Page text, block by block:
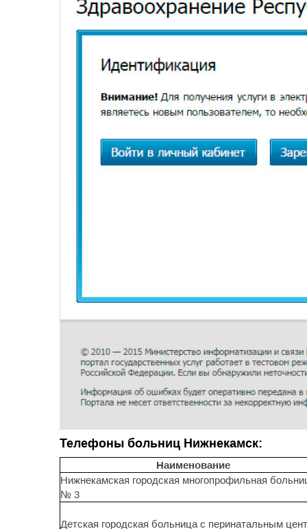
Телефоны больниц Нижнекамск:
Наименование
Нижнекамская городская многопрофильная
№ 3
Детская городская больница с перинатальным